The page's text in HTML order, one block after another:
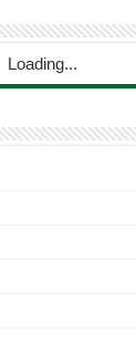
Loading...